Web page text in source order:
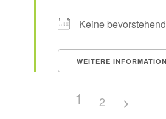
Keine
WEITERE
1 2